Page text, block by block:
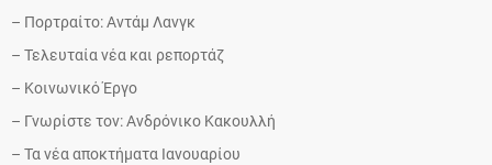
– Πορτραίτο: Αντάμ Λανγκ
– Τελευταία νέα και ρεπορτάζ
– Κοινωνικό Έργο
– Γνωρίστε τον: Ανδρόνικο Κακουλλή
– Τα νέα αποκτήματα Ιανουαρίου